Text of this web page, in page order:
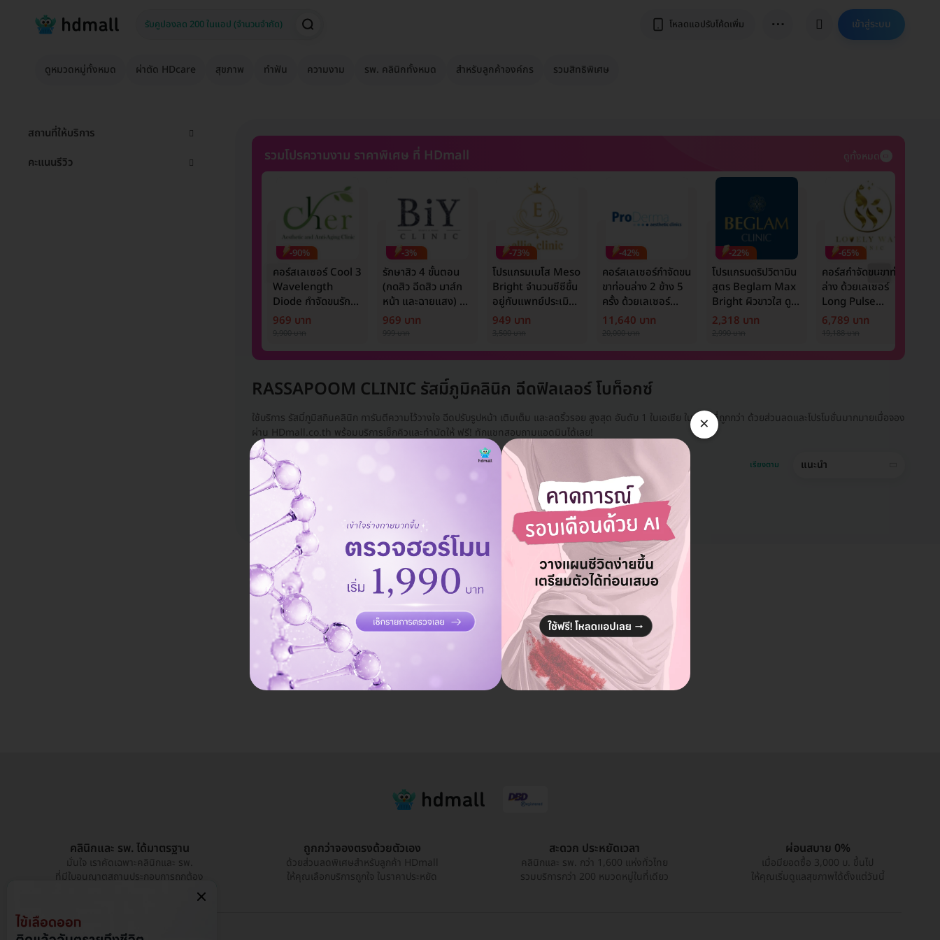
โหลดแอปรับโค้ดเพิ่ม ⋯ เข้าสู่ระบบ
ดูหมวดหมู่ทั้งหมด ผ่าตัด HDcare สุขภาพ ทำฟัน ความงาม รพ. คลินิกทั้งหมด สำหรับลูกค้าองค์กร รวมสิทธิพิเศษ
สถานที่ให้บริการ
คะแนนรีวิว
รวมโปรความงาม ราคาพิเศษ ที่ HDmall ดูทั้งหมด
-90%
คอร์สเลเซอร์ Cool 3
Wavelength
Diode กำจัดขนรักแร้
1 ปี 12 ครั้ง (1 สิทธิ์/
969 บาท
-3%
รักษาสิว 4 ขั้นตอน
(กดสิว ฉีดสิว มาส์ก
หน้า และฉายแสง) 1
ครั้ง
969 บาท
-73%
โปรแกรมเมโส Meso
Bright จำนวนซีซีขึ้น
อยู่กับแพทย์ประเมิน
เพื่อปรับผิวกระจ่างใส
949 บาท
-42%
คอร์สเลเซอร์กำจัดขน
ขาท่อนล่าง 2 ข้าง 5
ครั้ง ด้วยเลเซอร์
Mediostar Next
11,640 บาท
-22%
โปรแกรมดริปวิตามิน
สูตร Beglam Max
Bright ผิวขาวใส ดูมี
ออร่า
2,318 บาท
-65%
คอร์สกำจัดขนขาท่อน
ล่าง ด้วยเลเซอร์
Long Pulse
Nd:YAG 12 ครั้ง
6,789 บาท
RASSAPOOM CLINIC รัสมิ์ภูมิคลินิก ฉีดฟิลเลอร์ โบท็อกซ์
ใช้บริการ รัสมิ์ภูมิสกินคลินิก การันตีความไว้วางใจ ฉีดปรับรูปหน้า เติมเต็ม และลดริ้วรอย สูงสุด อันดับ 1 ในเอเชีย ในราคาที่ถูกกว่า ด้วยส่วนลดและโปรโมชั่นมากมายเมื่อจอง
ผ่าน HDmall.co.th พร้อมบริการเช็กคิวและทำนัดให้ ฟรี! ทักแชทสอบถามแอดมินได้เลย!
เรียงตาม แนะนำ
กำลังโชว์ 0 แพ็กเกจ
Rassapoom Clinic
แอดมินพร้อมดูแลคุณทุกวันทางไลน์
คุยกับแอดมิน ฟรี!
คลินิกและ รพ. ได้มาตรฐาน
มั่นใจ เราคัดเฉพาะคลินิกและ รพ.
ที่มีใบอนุญาตสถานประกอบการถูกต้อง
ถูกกว่าจองตรงด้วยตัวเอง
ด้วยส่วนลดพิเศษสำหรับลูกค้า HDmall
ให้คุณเลือกบริการถูกใจ ในราคาประหยัด
สะดวก ประหยัดเวลา
คลินิกและ รพ. กว่า 1,600 แห่งทั่วไทย
รวมบริการกว่า 200 หมวดหมู่ในที่เดียว
ผ่อนสบาย 0%
เมื่อมียอดซื้อ 3,000 บ. ขึ้นไป
ให้คุณเริ่มดูแลสุขภาพได้ตั้งแต่วันนี้
×